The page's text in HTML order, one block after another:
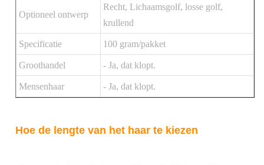
Optioneel ontwerp
Recht, Lichaamsgolf, losse golf,
krullend
Specificatie 100 gram/pakket
Groothandel - Ja, dat klopt.
Mensenhaar - Ja, dat klopt.
Hoe de lengte van het haar te kiezen